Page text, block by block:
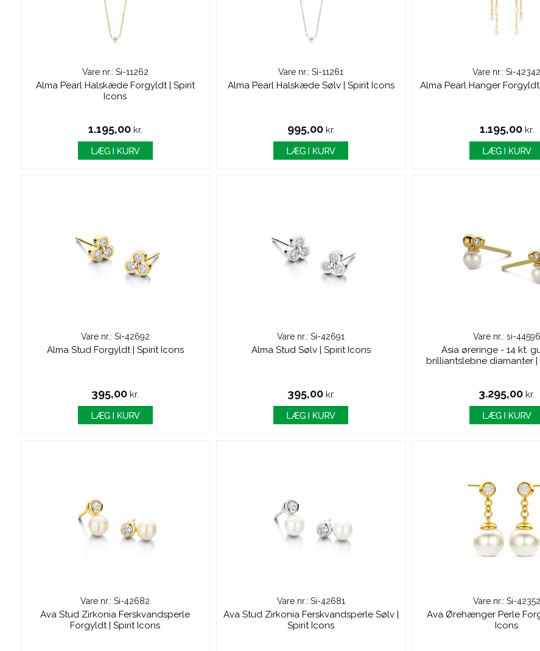
Vare nr.: Si-11262
Alma Pearl Halskæde Forgyldt | Spirit
Icons
1.195,00 kr.
Vare nr.: Si-11261
Alma Pearl Halskæde Sølv | Spirit Icons
995,00 kr.
Vare nr.: Si-42342
Alma Pearl Hanger
1.195,00 kr.
Vare nr.: Si-42692
Alma Stud Forgyldt | Spirit Icons
395,00kr.
Vare nr.: Si-42691
Alma Stud Sølv | Spirit Icons
395,00 kr.
Vare nr.: si-44596
Asia øreringe - 14 kt.
brilliantslebne diamanter |
3.295,00kr.
Vare nr.: Si-42682
Ava Stud Zirkonia Ferskvandsperle
Forgyldt | Spirit Icons
Vare nr.: Si-42681
Ava Stud Zirkonia Ferskvandsperle Sølv |
Spirit Icons
Vare nr.: Si-42352
Ava Ørehænger Perle
Icons